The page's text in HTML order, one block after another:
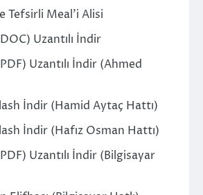
Tefsirli Meal’i Alisi
Uzantılı İndir
Uzantılı İndir (Ahmed
İndir (Hamid Aytaç Hattı)
İndir (Hafız Osman Hattı)
Uzantılı İndir (Bilgisayar